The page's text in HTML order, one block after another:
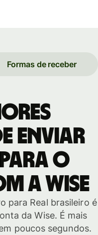
Formas de receber
enviar
o
a Wise
para Real brasileiro é
da Wise. É mais
poucos segundos.